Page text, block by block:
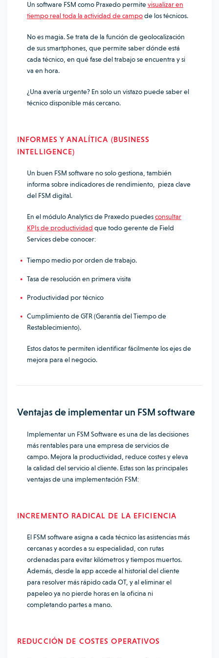
Un software FSM como Praxedo permitevisualizar en
tiempo real toda la actividad de campode los técnicos.
No es magia. Se trata de la función de geolocalización
de sus smartphones, que permite saber dónde está
cada técnico, en qué fase del trabajo se encuentra y si
va en hora.
¿Una avería urgente? En solo un vistazo puede saber el
técnico disponible más cercano.
INFORMES Y ANALÍTICA (BUSINESS
INTELLIGENCE)
Un buen FSM software no solo gestiona, también
informa sobre indicadores de rendimiento, pieza clave
del FSM digital.
En el módulo Analytics de Praxedo puedesconsultar
KPIs de productividad que todo gerente de Field
Services debe conocer:
Tiempo medio por orden de trabajo.
Tasa de resolución en primera visita
Productividad por técnico
Cumplimiento de GTR (Garantía del Tiempo de
Restablecimiento).
Estos datos te permiten identificar fácilmente los ejes de
mejora para el negocio.
Ventajas de implementar un FSM software
Implementar un FSM Software es una de las decisiones
más rentables para una empresa de servicios de
campo. Mejora la productividad, reduce costes y eleva
la calidad del servicio al cliente. Estas son las principales
ventajas de una implementación FSM:
INCREMENTO RADICAL DE LA EFICIENCIA
El FSM software asigna a cada técnico las asistencias más
cercanas y acordes a su especialidad, con rutas
ordenadas para evitar kilómetros y tiempos muertos.
Además, desde la app accede al historial del cliente
para resolver más rápido cada OT, y al eliminar el
papeleo ya no pierde horas en la oficina ni
completando partes a mano.
REDUCCIÓN DE COSTES OPERATIVOS